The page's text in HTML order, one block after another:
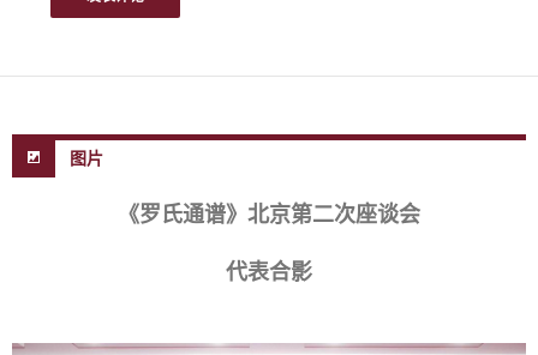
图片
《罗氏通谱》北京第二次座谈会
代表合影